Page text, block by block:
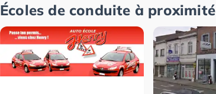
Écoles de conduite à proximité